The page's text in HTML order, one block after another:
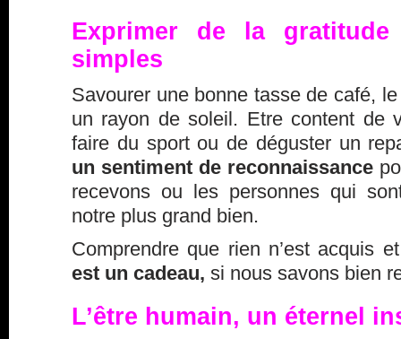
Exprimer de la
simples
Savourer une bonne tasse de café,
un rayon de soleil. Etre content de
faire du sport ou de déguster un
un sentiment de reconnaissance
recevons ou les personnes qui
notre plus grand bien.
Comprendre que rien n’est acquis
est un cadeau, si nous savons bien
L’être humain, un éternel